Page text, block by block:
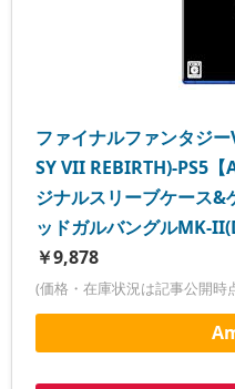
ファイナルファンタジ
SY VII REBIRTH)-PS5
ジナルスリーブケース&
ッドガルバングルMK-
￥9,878
(価格・在庫状況は記事公開時